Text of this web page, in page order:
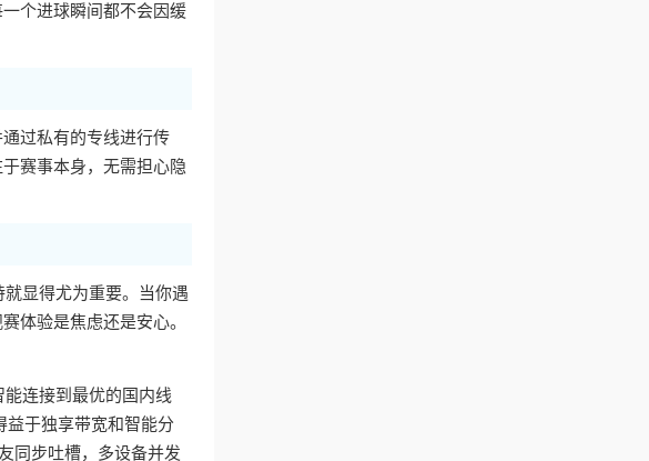
个进球瞬间都不会因缓
过私有的专线进行传
赛事本身，无需担心隐
显得尤为重要。当你遇
体验是焦虑还是安心。
连接到最优的国内线
益于独享带宽和智能分
同步吐槽，多设备并发